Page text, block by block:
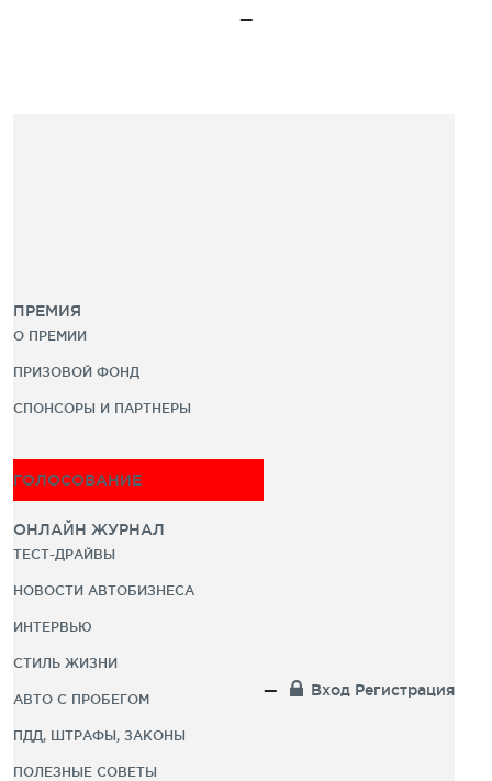
ПРЕМИЯ
О ПРЕМИИ
ПРИЗОВОЙ ФОНД
СПОНСОРЫ И ПАРТНЕРЫ
ГОЛОСОВАНИЕ
ОНЛАЙН ЖУРНАЛ
ТЕСТ-ДРАЙВЫ
НОВОСТИ АВТОБИЗНЕСА
ИНТЕРВЬЮ
СТИЛЬ ЖИЗНИ
АВТО С ПРОБЕГОМ
ПДД, ШТРАФЫ, ЗАКОНЫ
ПОЛЕЗНЫЕ СОВЕТЫ
Вход Регистрация